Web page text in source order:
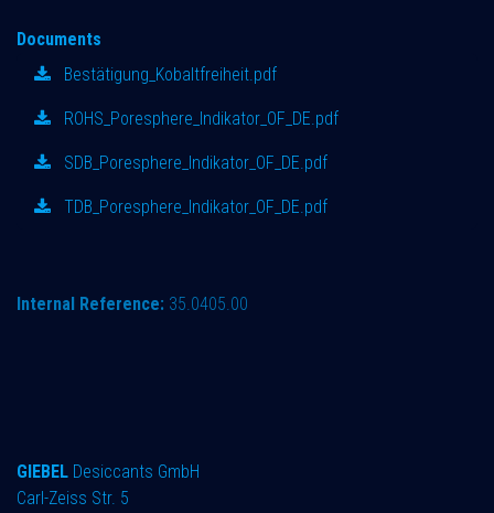
Documents
Bestätigung_Kobaltfreiheit.pdf
ROHS_Poresphere_Indikator_OF_DE.pdf
SDB_Poresphere_Indikator_OF_DE.pdf
TDB_Poresphere_Indikator_OF_DE.pdf
Internal Reference: 35.0405.00
GIEBEL Desiccants GmbH
Carl-Zeiss Str. 5